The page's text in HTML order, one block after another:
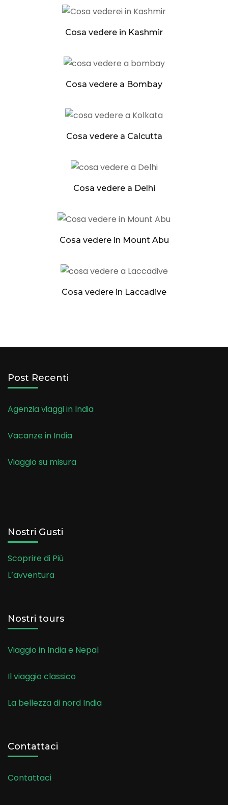
Cosa vedere in Kashmir
Cosa vedere a Bombay
Cosa vedere a Calcutta
Cosa vedere a Delhi
Cosa vedere in Mount Abu
Cosa vedere in Laccadive
Post Recenti
Agenzia viaggi in India
Vacanze in India
Viaggio su misura
Nostri Gusti
Scoprire di Più
L’avventura
Nostri tours
Viaggio in India e Nepal
Il viaggio classico
La bellezza di nord India
Contattaci
Contattaci